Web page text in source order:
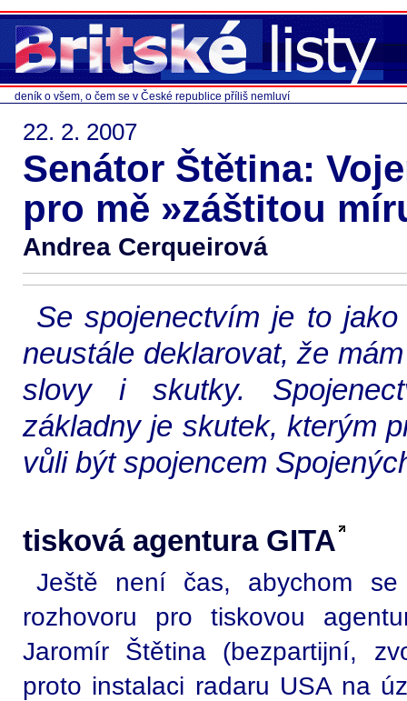
deník o všem, o čem se v České republice příliš nemluví
22. 2. 2007
Senátor Štětina:
pro mě »záštitou
Andrea Cerqueirová
Se spojenectvím je to
neustále deklarovat, že
slovy i skutky.
základny je skutek, kterým
vůli být spojencem
tisková agentura GITA
Ještě není čas, abychom
rozhovoru pro tiskovou
Jaromír Štětina (bezpartijní,
proto instalaci radaru USA na